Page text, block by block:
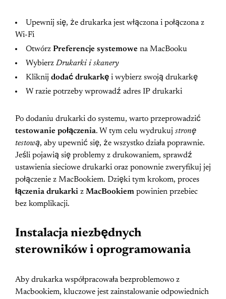
Upewnij się, że drukarka jest włączona i połączona z
Wi-Fi
Otwórz Preferencje systemowe na MacBooku
Wybierz Drukarki i skanery
Kliknij dodać drukarkę i wybierz swoją drukarkę
W razie potrzeby wprowadź adres IP drukarki
Po dodaniu drukarki do systemu, warto przeprowadzić
testowanie połączenia. W tym celu wydrukuj stronę
testową, aby upewnić się, że wszystko działa poprawnie.
Jeśli pojawią się problemy z drukowaniem, sprawdź
ustawienia sieciowe drukarki oraz ponownie zweryfikuj jej
połączenie z MacBookiem. Dzięki tym krokom, proces
łączenia drukarki z MacBookiem powinien przebiec
bez komplikacji.
Instalacja niezbędnych
sterowników i oprogramowania
Aby drukarka współpracowała bezproblemowo z
Macbookiem, kluczowe jest zainstalowanie odpowiednich